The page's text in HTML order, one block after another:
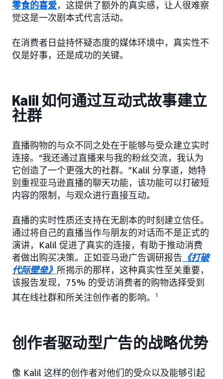
零食的喜爱，这提供了额外的真实感，让人很难察
觉这是一次剧本式代言活动。
在消费者日益持怀疑态度的媒体环境中，真实性不
仅是好事，还是成功的关键。
Kalil 如何通过互动式故事建立
社群
直播购物的与众不同之处在于能够与受众建立实时
连接。“我还通过直播来与我的粉丝交流，我认为
它创造了一个更强大的社群。”Kalil 分享道，她特
别重视亚马逊直播的聊天功能，该功能可以打破短
内容的限制，与观众进行直接互动。
直播的实时性质还支持在无剧本的时刻建立信任。
通过将自己的直播当作与朋友的对话而不是正式的
演讲，Kalil 促进了真实的连接，有助于推动消费
者做出购买决策。正如亚马逊广告调研报告 《打破
代际壁垒》 所揭示的那样，这种真实性至关重要，
该报告发现，75% 的受访消费者的购物选择受到
其在线社群和所关注创作者的影响。
1
创作者驱动型广告的战略优势
像 Kalil 这样的创作者对他们的受众以及能够引起